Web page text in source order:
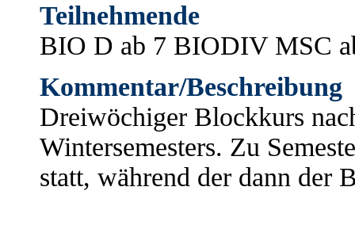
Teilnehmende
BIO D ab 7 BIODIV MSC
Kommentar/Beschreibung
Dreiwöchiger Blockkurs
Wintersemesters. Zu
statt, während der dann der